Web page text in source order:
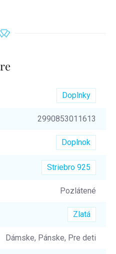
Doplnky
2990853011613
Doplnok
Striebro 925
Pozlátené
Zlatá
Dámske, Pánske, Pre deti